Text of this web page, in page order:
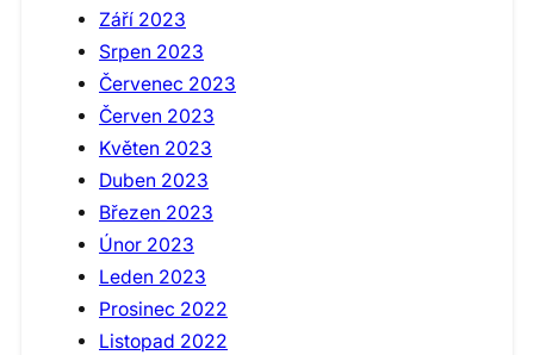
Září 2023
Srpen 2023
Červenec 2023
Červen 2023
Květen 2023
Duben 2023
Březen 2023
Únor 2023
Leden 2023
Prosinec 2022
Listopad 2022